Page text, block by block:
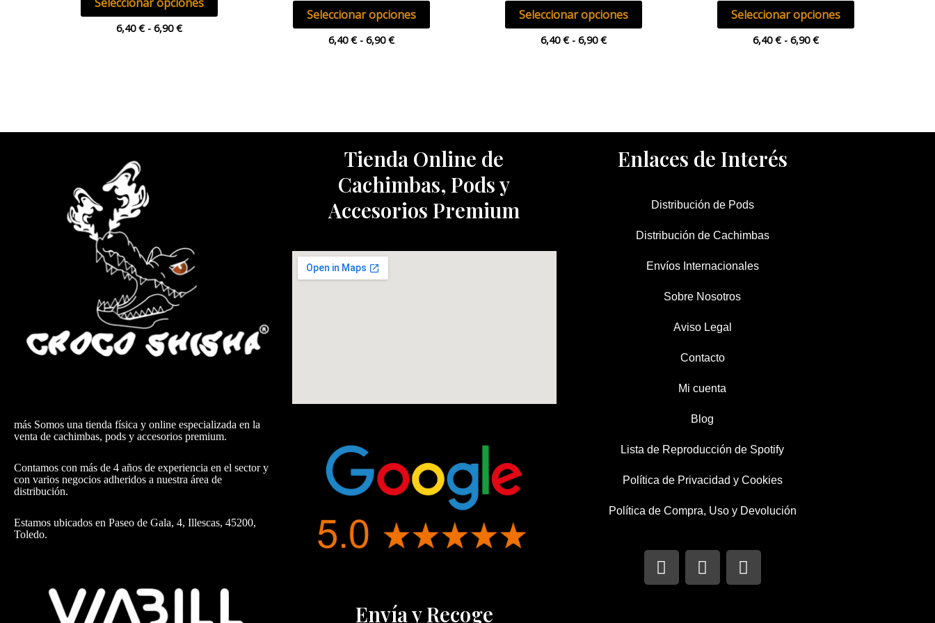
6,40€ - 6,90€
Seleccionar opciones
de
producto
6,40€ - 6,90€
Seleccionar opciones
de
producto
6,40€ - 6,90€
Seleccionar opciones
de
producto
6,40€ - 6,90€
más Somos una tienda física y online especializada en la
venta de cachimbas, pods y accesorios premium.
Contamos con más de 4 años de experiencia en el sector y
con varios negocios adheridos a nuestra área de
distribución.
Estamos ubicados en Paseo de Gala, 4, Illescas, 45200,
Toledo.
Tienda Online de
Cachimbas, Pods y
Accesorios Premium
Envía y Recoge
Enlaces de Interés
Distribución de Pods
Distribución de Cachimbas
Envíos Internacionales
Sobre Nosotros
Aviso Legal
Contacto
Mi cuenta
Blog
Lista de Reproducción de Spotify
Política de Privacidad y Cookies
Política de Compra, Uso y Devolución
I
n
s
T
w
i
F
a
c